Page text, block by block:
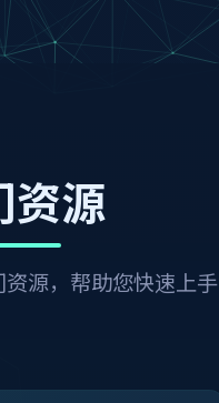
资源
源，帮助您快速上手